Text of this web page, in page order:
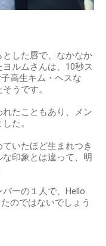
した唇で、なかなか
ルムさんは、10秒ス
高生キム・ヘスな
うです。
たこともあり、メン
た。
いたほど生まれつき
印象とは違って、明
ーの１人で、Hello
のではないでしょう